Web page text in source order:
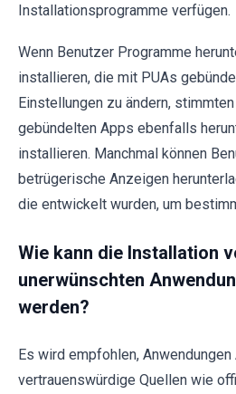
Installationsprogramme verfügen.
Wenn Benutzer Programme
installieren, die mit PUAs
Einstellungen zu ändern,
gebündelten Apps ebenfalls
installieren. Manchmal können
betrügerische Anzeigen
die entwickelt wurden, um
Wie kann die Installation
unerwünschten
werden?
Es wird empfohlen,
vertrauenswürdige Quellen wie